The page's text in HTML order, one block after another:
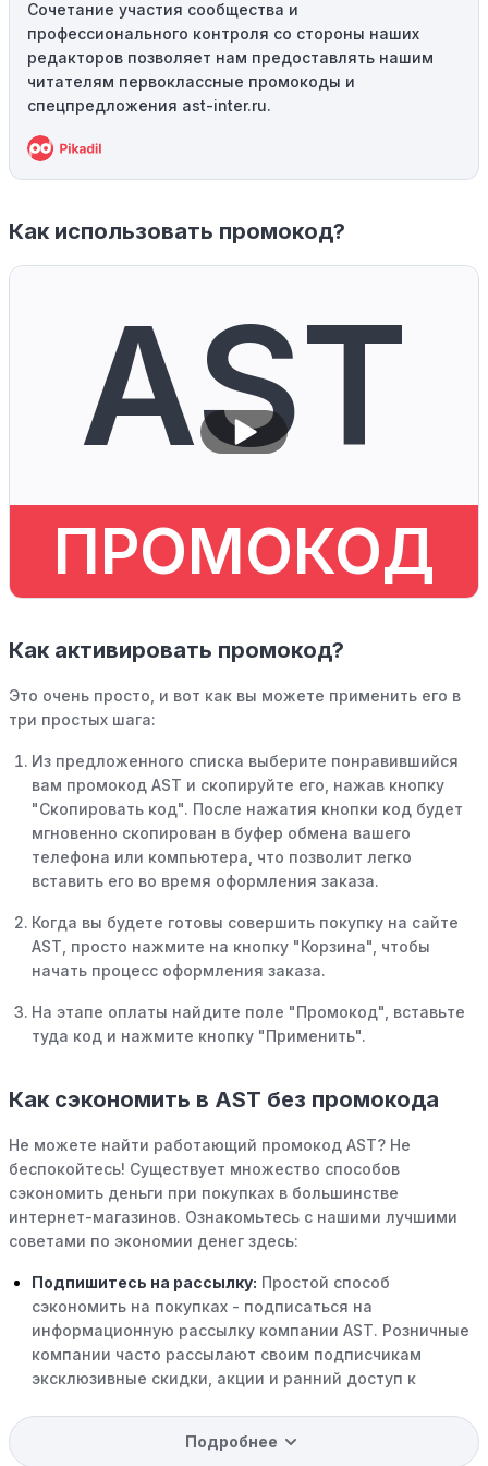
Сочетание участия сообщества и
профессионального контроля со стороны наших
редакторов позволяет нам предоставлять нашим
читателям первоклассные промокоды и
спецпредложения ast-inter.ru.
Как использовать промокод?
AST
ПРОМОКОД
Как активировать промокод?
Это очень просто, и вот как вы можете применить его в
три простых шага:
Из предложенного списка выберите понравившийся
вам промокод AST и скопируйте его, нажав кнопку
"Скопировать код". После нажатия кнопки код будет
мгновенно скопирован в буфер обмена вашего
телефона или компьютера, что позволит легко
вставить его во время оформления заказа.
Когда вы будете готовы совершить покупку на сайте
AST, просто нажмите на кнопку "Корзина", чтобы
начать процесс оформления заказа.
На этапе оплаты найдите поле "Промокод", вставьте
туда код и нажмите кнопку "Применить".
Как сэкономить в AST без промокода
Не можете найти работающий промокод AST? Не
беспокойтесь! Существует множество способов
сэкономить деньги при покупках в большинстве
интернет-магазинов. Ознакомьтесь с нашими лучшими
советами по экономии денег здесь:
Подпишитесь на рассылку: Простой способ
сэкономить на покупках - подписаться на
информационную рассылку компании AST. Розничные
компании часто рассылают своим подписчикам
эксклюзивные скидки, акции и ранний доступ к
Программы вознаграждений: Скорее всего, в
Подробнее